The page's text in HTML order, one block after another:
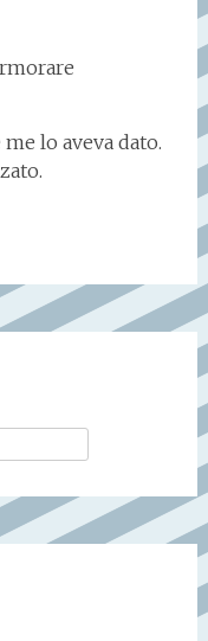
lo aveva dato.